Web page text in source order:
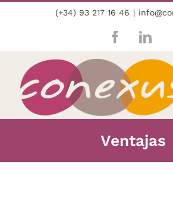
(+34) 93 217 16 46 |
Facebook
Ventajas